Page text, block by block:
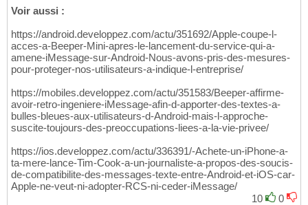
Voir aussi :
https://android.developpez.com/actu/351692/Apple-coupe-l-
acces-a-Beeper-Mini-apres-le-lancement-du-service-qui-a-
amene-iMessage-sur-Android-Nous-avons-pris-des-mesures-
pour-proteger-nos-utilisateurs-a-indique-l-entreprise/
https://mobiles.developpez.com/actu/351583/Beeper-affirme-
avoir-retro-ingeniere-iMessage-afin-d-apporter-des-textes-a-
bulles-bleues-aux-utilisateurs-d-Android-mais-l-approche-
suscite-toujours-des-preoccupations-liees-a-la-vie-privee/
https://ios.developpez.com/actu/336391/-Achete-un-iPhone-a-
ta-mere-lance-Tim-Cook-a-un-journaliste-a-propos-des-soucis-
de-compatibilite-des-messages-texte-entre-Android-et-iOS-car-
Apple-ne-veut-ni-adopter-RCS-ni-ceder-iMessage/
10
0